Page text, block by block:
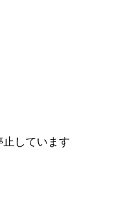
止しています